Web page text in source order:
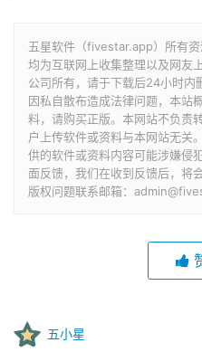
五星软件（fivestar.app）所有
均为互联网上收集整理以及网友
公司所有，请于下载后24小时内
因私自散布造成法律问题，本站
料，请购买正版。本网站不负责
户上传软件或资料与本网站无关
供的软件或资料内容可能涉嫌侵
面反馈，我们在收到反馈后，将
版权问题联系邮箱：
五小星